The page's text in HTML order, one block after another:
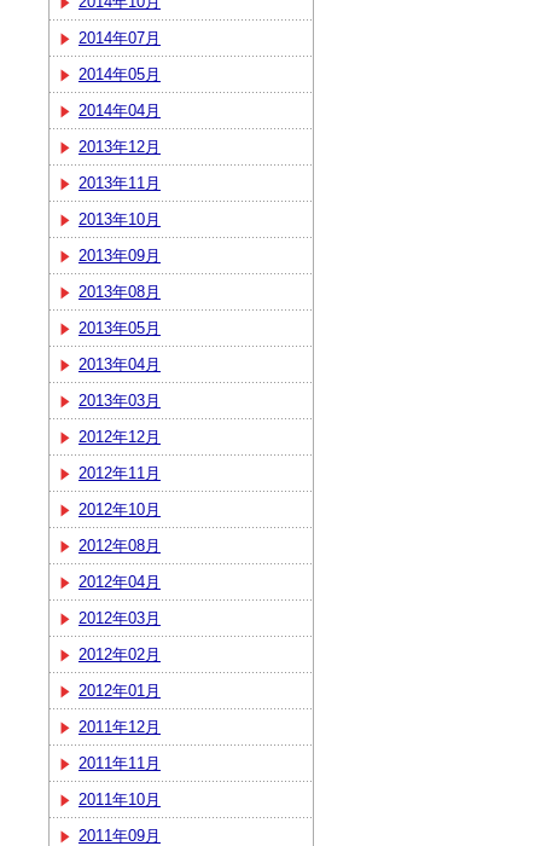
2014年07月
2014年05月
2014年04月
2013年12月
2013年11月
2013年10月
2013年09月
2013年08月
2013年05月
2013年04月
2013年03月
2012年12月
2012年11月
2012年10月
2012年08月
2012年04月
2012年03月
2012年02月
2012年01月
2011年12月
2011年11月
2011年10月
2011年09月